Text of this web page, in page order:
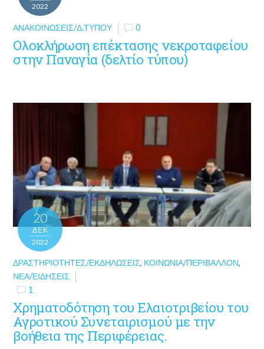
2022
ΑΝΑΚΟΙΝΏΣΕΙΣ/Δ.ΤΎΠΟΥ 0
Ολοκλήρωση επέκτασης νεκροταφείου
στην Παναγία (δελτίο τύπου)
20
ΔΕΚ
2022
ΔΡΑΣΤΗΡΙΌΤΗΤΕΣ/ΕΚΔΗΛΏΣΕΙΣ, ΚΟΙΝΩΝΊΑ/ΠΕΡΙΒΆΛΛΟΝ,
ΝΈΑ/ΕΙΔΉΣΕΙΣ
1
Χρηματοδότηση του Ελαιοτριβείου του
Αγροτικού Συνεταιρισμού με την
βοήθεια της Περιφέρειας.